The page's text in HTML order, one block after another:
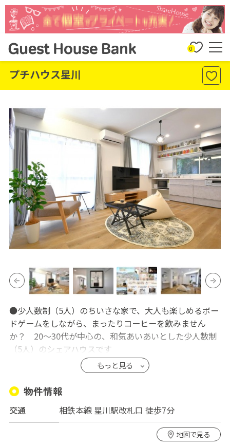
0
プチハウス星川
●少人数制（5人）のちいさな家で、大人も楽しめるボー
ドゲームをしながら、まったりコーヒーを飲みません
か？ 20～30代が中心の、和気あいあいとした少人数制
（5人）のシェアハウスです
●コーヒーを最大限にたのしめるよう、ミル・ドリッパ
ーで抽出できる器具が完備されています（初めての方は
淹れ方のレクチャー可能です！）。淹れたてのコーヒー
を飲みながらリビングで1人で本を読んだり、みんなでボ
ードゲームを楽しむ、そんな過ごし方がこのハウスでの
もっと見る
物件情報
交通 相鉄本線 星川駅改札口 徒歩7分
地図で見る